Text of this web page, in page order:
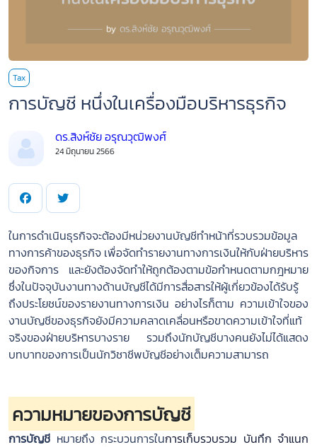
CONTENT
PREMIUM
Browse
CONTENT
PODCAST
VIDEO
หน้า
แรก
Tax
การบัญชี หนึ่งในเครื่องมือบริหารธุรกิจ
ดร.สิงห์ชัย อรุณวุฒิพงศ์
24 มิถุนายน 2566
ในการดำเนินธุรกิจจะต้องมีหน่วยงานบัญชีทำหน้าที่รวบรวมข้อมูล
ทางการค้าของธุรกิจ เพื่อจัดทำรายงานทางการเงินให้กับฝ่ายบริหาร
ของกิจการ และยังต้องจัดทำให้ถูกต้องตามข้อกำหนดตามกฎหมาย
ซึ่งในปัจจุบันงานทางด้านบัญชีได้มีการสื่อสารให้ผู้เกี่ยวข้องได้รับรู้
ถึงประโยชน์ของรายงานทางการเงิน อย่างไรก็ตาม ความเข้าใจของ
งานบัญชีของธุรกิจยังมีความคลาดเคลื่อนหรือขาดความเข้าใจที่แท้
จริงของฝ่ายบริหารบางราย รวมถึงนักบัญชีบางคนยังไม่ได้แสดง
บทบาทของการเป็นนักวิชาชีพบัญชีอย่างเต็มความสามารถ
ความหมายของการบัญชี
การบัญชี หมายถึง กระบวนการในการเก็บรวบรวม บันทึก จำแนก